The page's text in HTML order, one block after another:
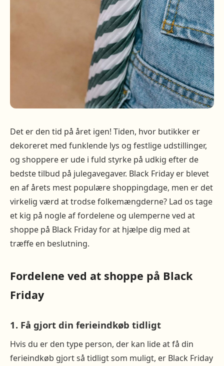
Det er den tid på året igen! Tiden, hvor butikker er
dekoreret med funklende lys og festlige udstillinger,
og shoppere er ude i fuld styrke på udkig efter de
bedste tilbud på julegavegaver. Black Friday er blevet
en af ​​årets mest populære shoppingdage, men er det
virkelig værd at trodse folkemængderne? Lad os tage
et kig på nogle af fordelene og ulemperne ved at
shoppe på Black Friday for at hjælpe dig med at
træffe en beslutning.
Fordelene ved at shoppe på Black
Friday
1. Få gjort din ferieindkøb tidligt
Hvis du er den type person, der kan lide at få din
ferieindkøb gjort så tidligt som muligt, er Black Friday